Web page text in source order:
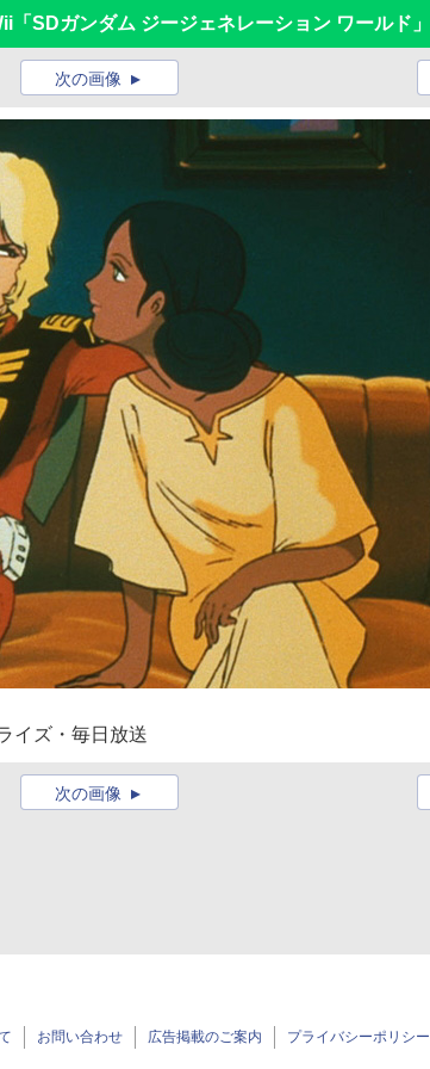
「SDガンダム ジージェネレーション ワールド」
次の画像
イズ・毎日放送
次の画像
お問い合わせ 広告掲載のご案内 プライバシーポリシー